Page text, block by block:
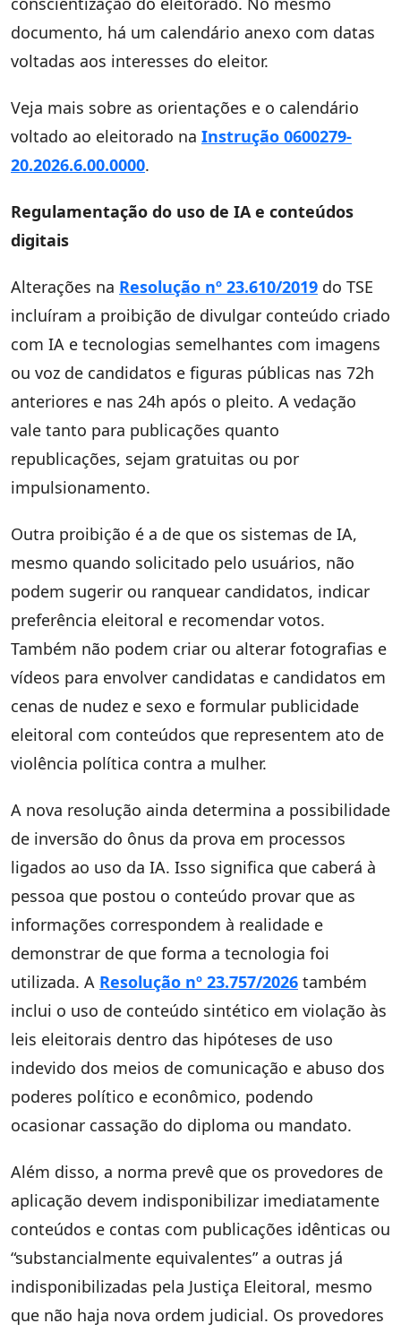
documento, há um calendário anexo com datas
voltadas aos interesses do eleitor.
Veja mais sobre as orientações e o calendário
voltado ao eleitorado na Instrução 0600279-
20.2026.6.00.0000.
Regulamentação do uso de IA e conteúdos
digitais
Alterações na Resolução nº 23.610/2019 do TSE
incluíram a proibição de divulgar conteúdo criado
com IA e tecnologias semelhantes com imagens
ou voz de candidatos e figuras públicas nas 72h
anteriores e nas 24h após o pleito. A vedação
vale tanto para publicações quanto
republicações, sejam gratuitas ou por
impulsionamento.
Outra proibição é a de que os sistemas de IA,
mesmo quando solicitado pelo usuários, não
podem sugerir ou ranquear candidatos, indicar
preferência eleitoral e recomendar votos.
Também não podem criar ou alterar fotografias e
vídeos para envolver candidatas e candidatos em
cenas de nudez e sexo e formular publicidade
eleitoral com conteúdos que representem ato de
violência política contra a mulher.
A nova resolução ainda determina a possibilidade
de inversão do ônus da prova em processos
ligados ao uso da IA. Isso significa que caberá à
pessoa que postou o conteúdo provar que as
informações correspondem à realidade e
demonstrar de que forma a tecnologia foi
utilizada. A Resolução nº 23.757/2026 também
inclui o uso de conteúdo sintético em violação às
leis eleitorais dentro das hipóteses de uso
indevido dos meios de comunicação e abuso dos
poderes político e econômico, podendo
ocasionar cassação do diploma ou mandato.
Além disso, a norma prevê que os provedores de
aplicação devem indisponibilizar imediatamente
conteúdos e contas com publicações idênticas ou
“substancialmente equivalentes” a outras já
indisponibilizadas pela Justiça Eleitoral, mesmo
que não haja nova ordem judicial. Os provedores